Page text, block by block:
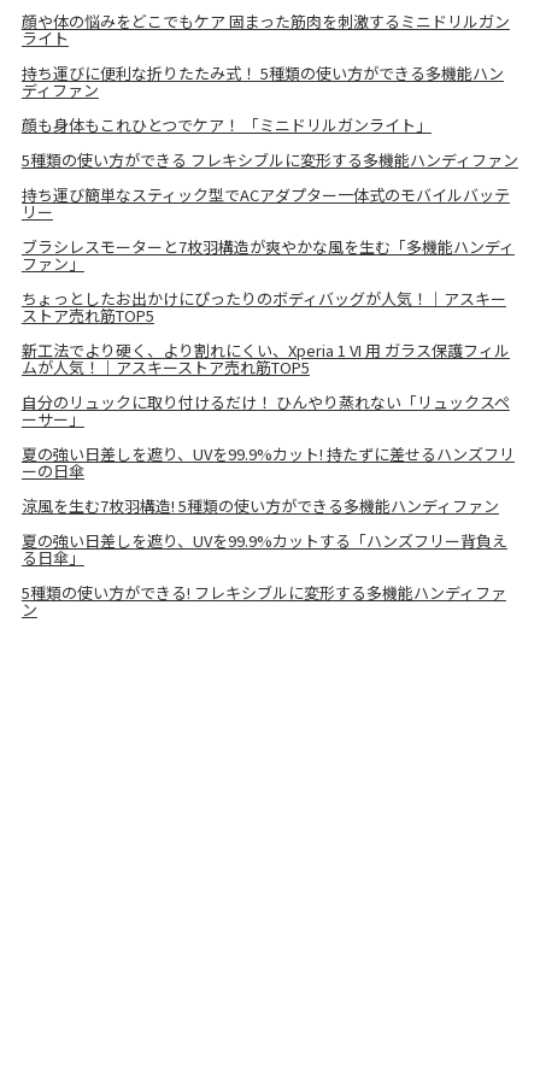
顔や体の悩みをどこでもケア 固まった筋肉を刺激するミニドリルガン
ライト
持ち運びに便利な折りたたみ式！ 5種類の使い方ができる多機能ハン
ディファン
顔も身体もこれひとつでケア！ 「ミニドリルガンライト​​​​​​​」
5種類の使い方ができる フレキシブルに変形する多機能ハンディファン
持ち運び簡単なスティック型でACアダプター一体式のモバイルバッテ
リー
ブラシレスモーターと7枚羽構造が爽やかな風を生む「多機能ハンディ
ファン」
ちょっとしたお出かけにぴったりのボディバッグが人気！｜アスキー
ストア売れ筋TOP5
新工法でより硬く、より割れにくい、Xperia 1 VI 用 ガラス保護フィル
ムが人気！｜アスキーストア売れ筋TOP5
自分のリュックに取り付けるだけ！ ひんやり蒸れない「リュックスペ
ーサー」
夏の強い日差しを遮り、UVを99.9%カット! 持たずに差せるハンズフリ
ーの日傘
涼風を生む7枚羽構造! 5種類の使い方ができる多機能ハンディファン
夏の強い日差しを遮り、UVを99.9%カットする「ハンズフリー背負え
る日傘」
5種類の使い方ができる! フレキシブルに変形する多機能ハンディファ
ン